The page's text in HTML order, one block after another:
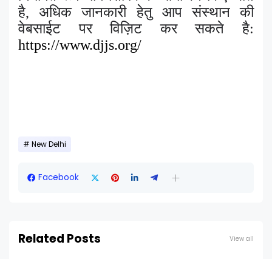
है, अधिक जानकारी हेतु आप संस्थान की
वेबसाईट पर विज़िट कर सकते है:
https://www.djjs.org/
New Delhi
Facebook
Related Posts View all